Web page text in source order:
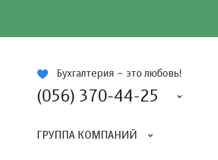
Бухгалтерия – это любовь!
(056) 370-44-25
ГРУППА КОМПАНИЙ